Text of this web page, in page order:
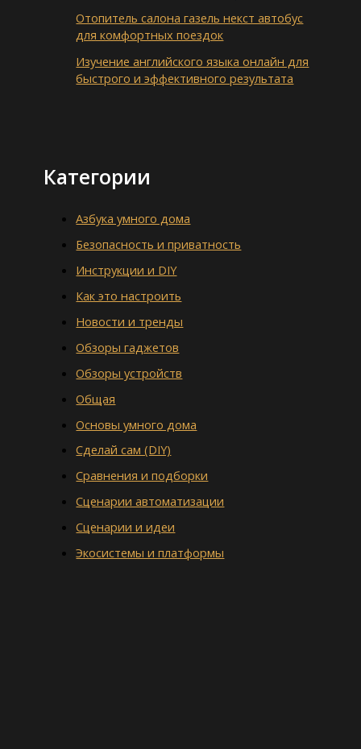
Отопитель салона газель некст автобус
для комфортных поездок
Изучение английского языка онлайн для
быстрого и эффективного результата
Категории
Азбука умного дома
Безопасность и приватность
Инструкции и DIY
Как это настроить
Новости и тренды
Обзоры гаджетов
Обзоры устройств
Общая
Основы умного дома
Сделай сам (DIY)
Сравнения и подборки
Сценарии автоматизации
Сценарии и идеи
Экосистемы и платформы